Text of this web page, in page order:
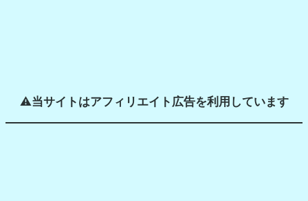
⚠️当サイトはアフィリエイト広告を利用しています